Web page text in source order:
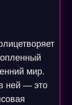
мир.
ней — это